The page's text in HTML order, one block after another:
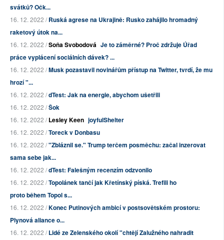
svátků? Očk...
16. 12. 2022 /Ruská agrese na Ukrajině: Rusko zahájilo hromadný
raketový útok na...
16. 12. 2022 /Soňa Svobodová Je to záměrné? Proč zdržuje Úřad
práce vyplácení sociálních dávek? ...
16. 12. 2022 /Musk pozastavil novinářům přístup na Twitter, tvrdí, že mu
hrozí "...
16. 12. 2022 /dTest: Jak na energie, abychom ušetřili
16. 12. 2022 /Šok
16. 12. 2022 /Lesley Keen joyfulShelter
16. 12. 2022 /Toreck v Donbasu
16. 12. 2022 /"Zbláznil se." Trump terčem posměchu: začal inzerovat
sama sebe jak...
16. 12. 2022 /dTest: Falešným recenzím odzvonilo
16. 12. 2022 /Topolánek tančí jak Křetínský píská. Trefili ho
proto během Topol s...
16. 12. 2022 /Konec Putinových ambicí v postsovětském prostoru:
Plynová aliance o...
16. 12. 2022 /Lidé ze Zelenského okolí "chtějí Zalužného nahradit